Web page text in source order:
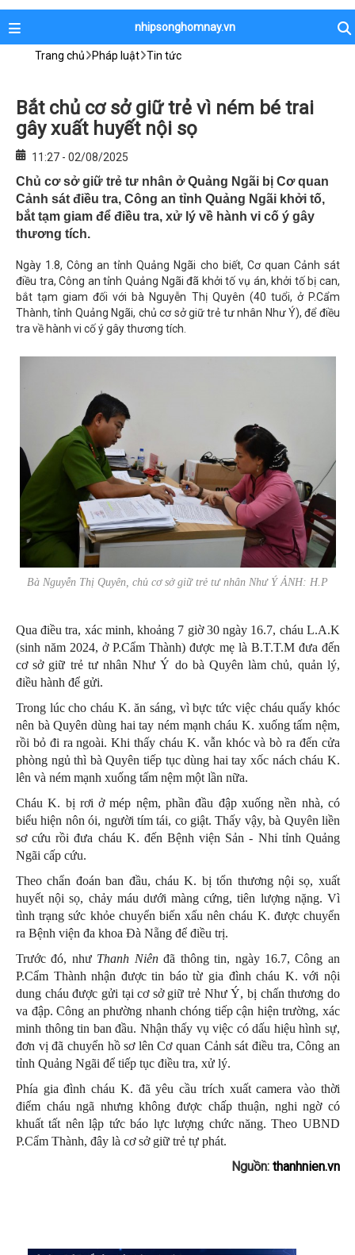
nhipsonghomnay.vn
Trang chủ Pháp luật Tin tức
Bắt chủ cơ sở giữ trẻ vì ném bé trai
gây xuất huyết nội sọ
11:27 - 02/08/2025
Chủ cơ sở giữ trẻ tư nhân ở Quảng Ngãi bị Cơ quan
Cảnh sát điều tra, Công an tỉnh Quảng Ngãi khởi tố,
bắt tạm giam để điều tra, xử lý về hành vi cố ý gây
thương tích.
Ngày 1.8, Công an tỉnh Quảng Ngãi cho biết, Cơ quan Cảnh sát
điều tra, Công an tỉnh Quảng Ngãi đã khởi tố vụ án, khởi tố bị can,
bắt tạm giam đối với bà Nguyễn Thị Quyên (40 tuổi, ở P.Cẩm
Thành, tỉnh Quảng Ngãi, chủ cơ sở giữ trẻ tư nhân Như Ý), để điều
tra về hành vi cố ý gây thương tích.
Bà Nguyễn Thị Quyên, chủ cơ sở giữ trẻ tư nhân Như Ý ẢNH: H.P
Qua điều tra, xác minh, khoảng 7 giờ 30 ngày 16.7, cháu L.A.K
(sinh năm 2024, ở P.Cẩm Thành) được mẹ là B.T.T.M đưa đến
cơ sở giữ trẻ tư nhân Như Ý do bà Quyên làm chủ, quản lý,
điều hành để gửi.
Trong lúc cho cháu K. ăn sáng, vì bực tức việc cháu quấy khóc
nên bà Quyên dùng hai tay ném mạnh cháu K. xuống tấm nệm,
rồi bỏ đi ra ngoài. Khi thấy cháu K. vẫn khóc và bò ra đến cửa
phòng ngủ thì bà Quyên tiếp tục dùng hai tay xốc nách cháu K.
lên và ném mạnh xuống tấm nệm một lần nữa.
Cháu K. bị rơi ở mép nệm, phần đầu đập xuống nền nhà, có
biểu hiện nôn ói, người tím tái, co giật. Thấy vậy, bà Quyên liền
sơ cứu rồi đưa cháu K. đến Bệnh viện Sản - Nhi tỉnh Quảng
Ngãi cấp cứu.
Theo chẩn đoán ban đầu, cháu K. bị tổn thương nội sọ, xuất
huyết nội sọ, chảy máu dưới màng cứng, tiên lượng nặng. Vì
tình trạng sức khỏe chuyển biến xấu nên cháu K. được chuyển
ra Bệnh viện đa khoa Đà Nẵng để điều trị.
Trước đó, như Thanh Niênđã thông tin, ngày 16.7, Công an
P.Cẩm Thành nhận được tin báo từ gia đình cháu K. với nội
dung cháu được gửi tại cơ sở giữ trẻ Như Ý, bị chấn thương do
va đập. Công an phường nhanh chóng tiếp cận hiện trường, xác
minh thông tin ban đầu. Nhận thấy vụ việc có dấu hiệu hình sự,
đơn vị đã chuyển hồ sơ lên Cơ quan Cảnh sát điều tra, Công an
tỉnh Quảng Ngãi để tiếp tục điều tra, xử lý.
Phía gia đình cháu K. đã yêu cầu trích xuất camera vào thời
điểm cháu ngã nhưng không được chấp thuận, nghi ngờ có
khuất tất nên lập tức báo lực lượng chức năng. Theo UBND
P.Cẩm Thành, đây là cơ sở giữ trẻ tự phát.
Nguồn: thanhnien.vn